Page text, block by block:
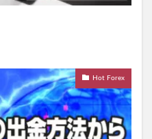
Hot Forex